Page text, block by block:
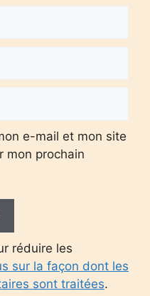
e-mail et mon site
mon prochain
réduire les
sur la façon dont les
sont traitées.